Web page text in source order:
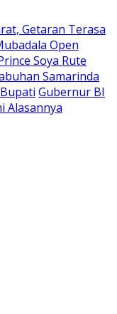
Getaran Terasa
Open
Soya Rute
Samarinda
Gubernur BI
Alasannya